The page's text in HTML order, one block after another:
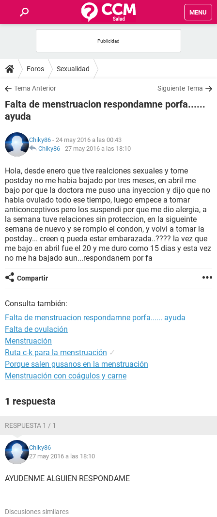
MENU
FOROS
SALUD
FAMILIA
NUTRICIÓN
SEXUALIDAD
GLOSARIO
Foros Sexualidad
Tema Anterior Siguiente Tema
Falta de menstruacion respondamne porfa......
ayuda
Chiky86 - 24 may 2016 a las 00:43
Chiky86 - 27 may 2016 a las 18:10
Hola, desde enero que tive realciones sexuales y tome
postday no me habia bajado por tres meses, en abril me
bajo por que la doctora me puso una inyeccion y dijo que no
habia ovulado todo ese tiempo, luego empece a tomar
anticonceptivos pero los suspendi por que me dio alergia, a
la semana tuve relaciones sin proteccion, en la sigueinte
semana de nuevo y se rompio el condon, y volvi a tomar la
postday... creen q pueda estar embarazada..???? la vez que
me bajo en abril fue el 20 y me duro como 15 dias y esta vez
no me ha bajado aun...respondanem por fa
Compartir
Consulta también:
Falta de menstruacion respondamne porfa...... ayuda
Falta de ovulación
Menstruación
Ruta c-k para la menstruación ✓
Porque salen gusanos en la menstruación
Menstruación con coágulos y carne
1 respuesta
RESPUESTA 1 / 1
Chiky86
27 may 2016 a las 18:10
AYUDENME ALGUIEN RESPONDAME
Discusiones similares